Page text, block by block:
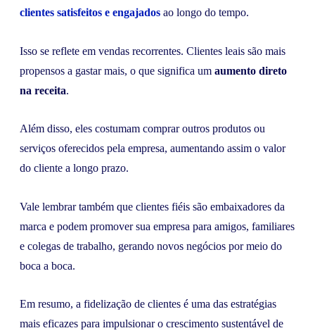
clientes satisfeitos e engajados ao longo do tempo.
Isso se reflete em vendas recorrentes. Clientes leais são mais
propensos a gastar mais, o que significa um aumento direto
na receita.
Além disso, eles costumam comprar outros produtos ou
serviços oferecidos pela empresa, aumentando assim o valor
do cliente a longo prazo.
Vale lembrar também que clientes fiéis são embaixadores da
marca e podem promover sua empresa para amigos, familiares
e colegas de trabalho, gerando novos negócios por meio do
boca a boca.
Em resumo, a fidelização de clientes é uma das estratégias
mais eficazes para impulsionar o crescimento sustentável de